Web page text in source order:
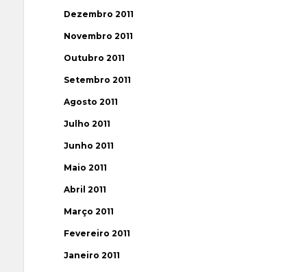
Dezembro 2011
Novembro 2011
Outubro 2011
Setembro 2011
Agosto 2011
Julho 2011
Junho 2011
Maio 2011
Abril 2011
Março 2011
Fevereiro 2011
Janeiro 2011